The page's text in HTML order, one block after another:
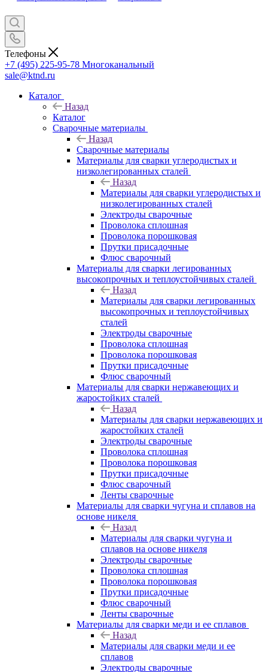
Телефоны
+7 (495) 225-95-78 Многоканальный
sale@ktnd.ru
Каталог
Назад
Каталог
Сварочные материалы
Назад
Сварочные материалы
Материалы для сварки углеродистых и
низколегированных сталей
Назад
Материалы для сварки углеродистых и
низколегированных сталей
Электроды сварочные
Проволока сплошная
Проволока порошковая
Прутки присадочные
Флюс сварочный
Материалы для сварки легированных
высокопрочных и теплоустойчивых сталей
Назад
Материалы для сварки легированных
высокопрочных и теплоустойчивых
сталей
Электроды сварочные
Проволока сплошная
Проволока порошковая
Прутки присадочные
Флюс сварочный
Материалы для сварки нержавеющих и
жаростойких сталей
Назад
Материалы для сварки нержавеющих и
жаростойких сталей
Электроды сварочные
Проволока сплошная
Проволока порошковая
Прутки присадочные
Флюс сварочный
Ленты сварочные
Материалы для сварки чугуна и сплавов на
основе никеля
Назад
Материалы для сварки чугуна и
сплавов на основе никеля
Электроды сварочные
Проволока сплошная
Проволока порошковая
Прутки присадочные
Флюс сварочный
Ленты сварочные
Материалы для сварки меди и ее сплавов
Назад
Материалы для сварки меди и ее
сплавов
Электроды сварочные